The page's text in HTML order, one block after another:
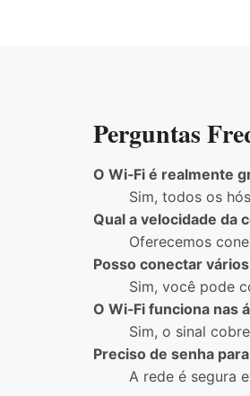
Perguntas
O Wi‑Fi é realmente
Sim, todos os
Qual a velocidade da
Oferecemos
Posso conectar
Sim, você pode
O Wi‑Fi funciona nas
Sim, o sinal
Preciso de senha
A rede é segura